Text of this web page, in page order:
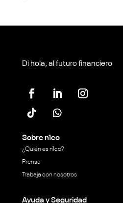
Di hola, al futuro financiero
Sobre n1co
¿Quién es n1co?
Prensa
Trabaja con nosotros
Ayuda y Seguridad